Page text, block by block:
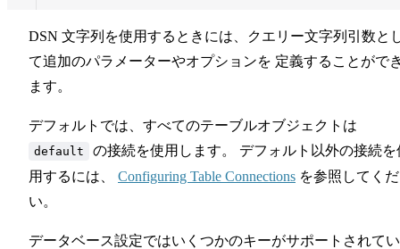
DSN 文字列を使用するときには、クエリー文字列引数と
て追加のパラメーターやオプションを 定義することがで
ます。
デフォルトでは、すべてのテーブルオブジェクトは
default
の接続を使用します。 デフォルト以外の接続を
用するには、 Configuring Table Connections を参照してく
い。
データベース設定ではいくつかのキーがサポートされて